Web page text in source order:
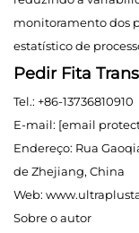
monitoramento dos
estatístico de
Pedir Fita
Tel.: +86-13736810910
E-mail: [email
Endereço: Rua
de Zhejiang, China
Web:
Sobre o autor